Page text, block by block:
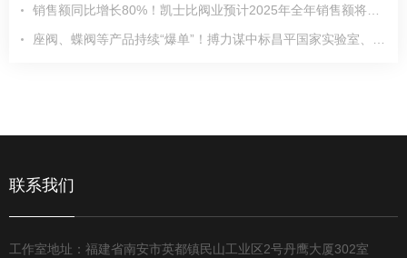
联系我们
工作室地址：福建省南安市英都镇民山工业区2号丹鹰大厦302室